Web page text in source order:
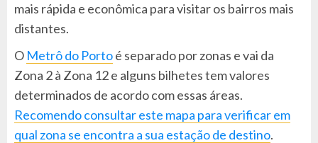
mais rápida e econômica para visitar os bairros mais
distantes.
O Metrô do Portoé separado por zonas e vai da
Zona 2 à Zona 12 e alguns bilhetes tem valores
determinados de acordo com essas áreas.
Recomendo consultar este mapa para verificar em
qual zona se encontra a sua estação de destino.